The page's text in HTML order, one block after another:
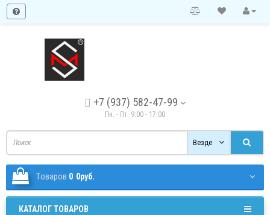
+7 (937) 582-47-99
Пн. - Пт. 9:00 - 17:00
Везде
Tоваров 0 0руб.
КАТАЛОГ ТОВАРОВ